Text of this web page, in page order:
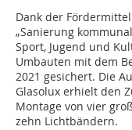
Dank der
„Sanierung
Sport, Jugend und
Umbauten mit dem
2021 gesichert. Die
Glasolux erhielt den
Montage von vier
zehn Lichtbändern.